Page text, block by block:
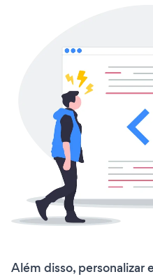
Além disso, personalizar